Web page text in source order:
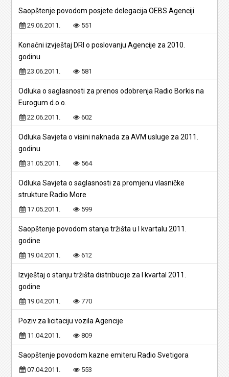
Saopštenje povodom posjete delegacija OEBS Agenciji
29.06.2011. 551
Konačni izvještaj DRI o poslovanju Agencije za 2010.
godinu
23.06.2011. 581
Odluka o saglasnosti za prenos odobrenja Radio Borkis na
Eurogum d.o.o.
22.06.2011. 602
Odluka Savjeta o visini naknada za AVM usluge za 2011.
godinu
31.05.2011. 564
Odluka Savjeta o saglasnosti za promjenu vlasničke
strukture Radio More
17.05.2011. 599
Saopštenje povodom stanja tržišta u I kvartalu 2011.
godine
19.04.2011. 612
Izvještaj o stanju tržišta distribucije za I kvartal 2011.
godine
19.04.2011. 770
Poziv za licitaciju vozila Agencije
11.04.2011. 809
Saopštenje povodom kazne emiteru Radio Svetigora
07.04.2011. 553